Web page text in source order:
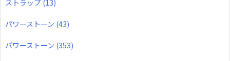
ストラップ (13)
パワーストーン (43)
パワーストーン (353)